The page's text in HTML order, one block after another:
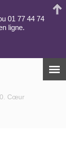
Cœur
01 77 44 74
ligne.